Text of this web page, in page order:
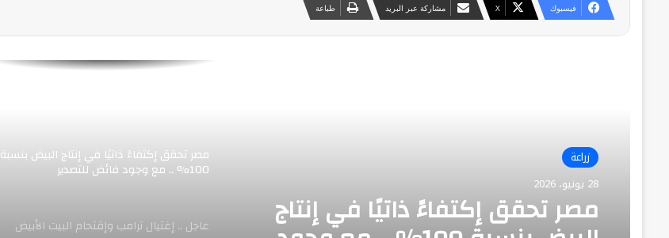
فيسبوك ‫X مشاركة عبر البريد طباعة
زراعة
28 يونيو، 2026
مصر تحقق إكتفاءً ذاتيًا في إنتاج
مركزاً دولياً للتعاون في أفريقيا
مصر تحقق إكتفاءً ذاتيًا في إنتاج البيض بنسبة
100% .. مع وجود فائض للتصدير
عاجل .. إغتيال ترامب وإقتحام البيت الأبيض